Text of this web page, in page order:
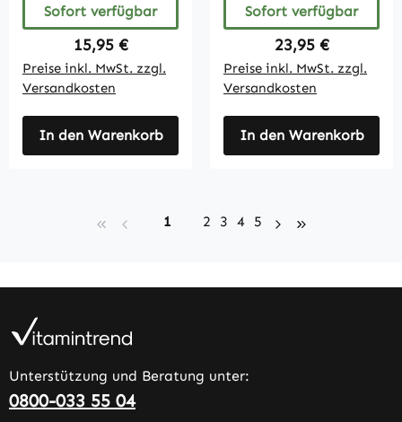
Sofort verfügbar
Regulärer Preis:
15,95 €
Preise inkl. MwSt. zzgl.
Versandkosten
In den Warenkorb
Sofort verfügbar
Regulärer Preis:
23,95 €
Preise inkl. MwSt. zzgl.
Versandkosten
In den Warenkorb
Seite
1 Seite
2 Seite
3 Seite
4 Seite
5
Unterstützung und Beratung unter:
0800-033 55 04